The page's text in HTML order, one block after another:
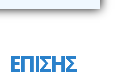
ΕΠΙΣΗΣ